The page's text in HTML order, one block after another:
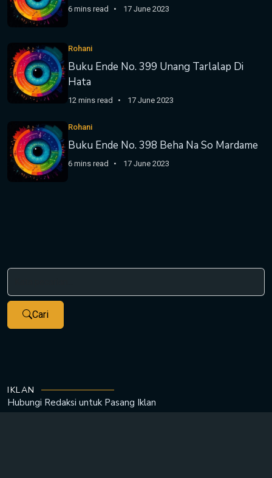
6 mins read 17 June 2023
Rohani
Buku Ende No. 399 Unang Tarlalap Di
Hata
12 mins read 17 June 2023
Rohani
Buku Ende No. 398 Beha Na So Mardame
6 mins read 17 June 2023
Cari
IKLAN
Hubungi Redaksi untuk Pasang Iklan